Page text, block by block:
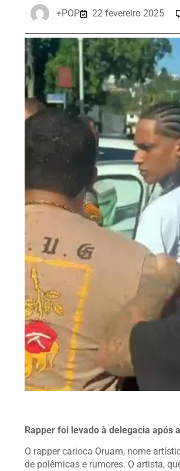
+POP 22 fevereiro 2025
Rapper foi levado à delegacia após
O rapper carioca Oruam, nome
de polêmicas e rumores. O artista,